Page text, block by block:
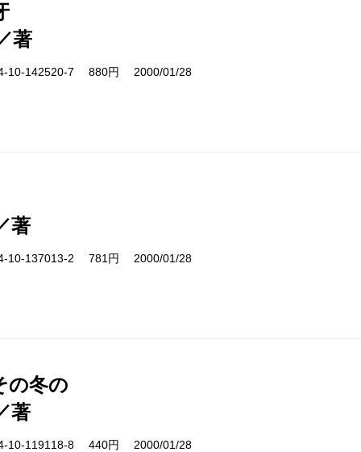
著
10-142520-7 880円 2000/01/28
著
10-137013-2 781円 2000/01/28
の冬の
著
10-119118-8 440円 2000/01/28